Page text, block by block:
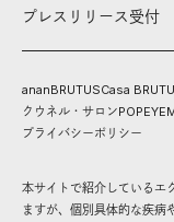
プレスリリース受付
ananBRUTUSCasa
クウネル・サロンPOPEYE
プライバシーポリシー
本サイトで紹介しているエ
ますが、個別具体的な疾病